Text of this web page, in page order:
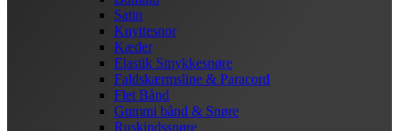
Satin
Knyttesnor
Kæder
Elastik Smykkesnøre
Faldskærmsline & Paracord
Flet Bånd
Gummi bånd & Snøre
Ruskindssnøre